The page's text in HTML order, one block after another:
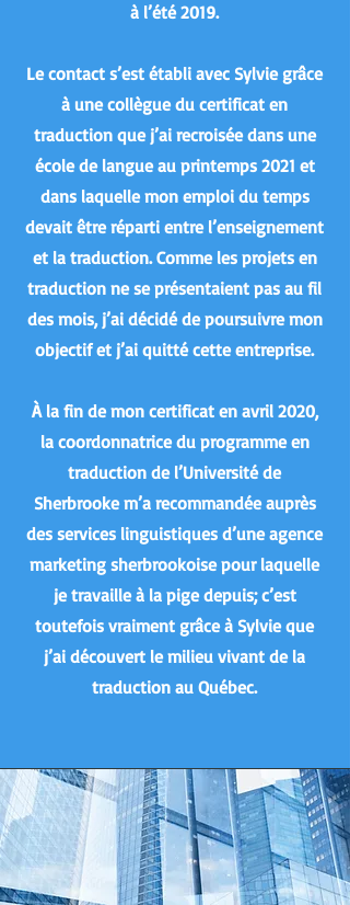
à l’été 2019.
Le contact s’est établi avec Sylvie grâce
à une collègue du certificat en
traduction que j’ai recroisée dans une
école de langue au printemps 2021 et
dans laquelle mon emploi du temps
devait être réparti entre l’enseignement
et la traduction. Comme les projets en
traduction ne se présentaient pas au fil
des mois, j’ai décidé de poursuivre mon
objectif et j’ai quitté cette entreprise.
À la fin de mon certificat en avril 2020,
la coordonnatrice du programme en
traduction de l’Université de
Sherbrooke m’a recommandée auprès
des services linguistiques d’une agence
marketing sherbrookoise pour laquelle
je travaille à la pige depuis; c’est
toutefois vraiment grâce à Sylvie que
j’ai découvert le milieu vivant de la
traduction au Québec.